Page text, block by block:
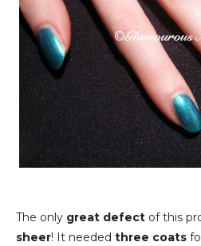
The only great defect of this
sheer! It needed three coats